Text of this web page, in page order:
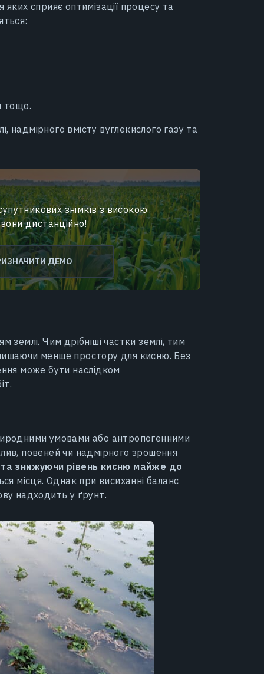
сприяє оптимізації процесу та
тощо.
вмісту вуглекислого газу та
знімків з високою
дистанційно!
ДЕМО
землі. Чим дрібніші частки землі, тим
менше простору для кисню. Без
може бути наслідком
умовами або антропогенними
повеней чи надмірного зрошення
та знижуючи рівень кисню майже до
місця. Однак при висиханні баланс
надходить у ґрунт.